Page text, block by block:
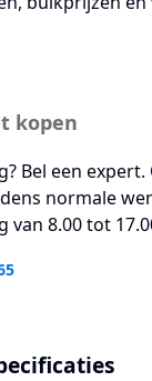
kopen
Bel een
normale
8.00 tot